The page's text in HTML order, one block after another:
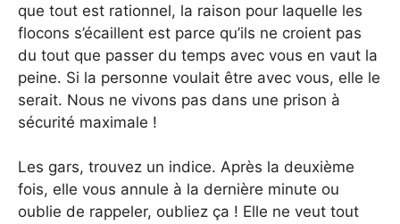
que tout est rationnel, la raison pour laquelle les
flocons s’écaillent est parce qu’ils ne croient pas
du tout que passer du temps avec vous en vaut la
peine. Si la personne voulait être avec vous, elle le
serait. Nous ne vivons pas dans une prison à
sécurité maximale !
Les gars, trouvez un indice. Après la deuxième
fois, elle vous annule à la dernière minute ou
oublie de rappeler, oubliez ça ! Elle ne veut tout